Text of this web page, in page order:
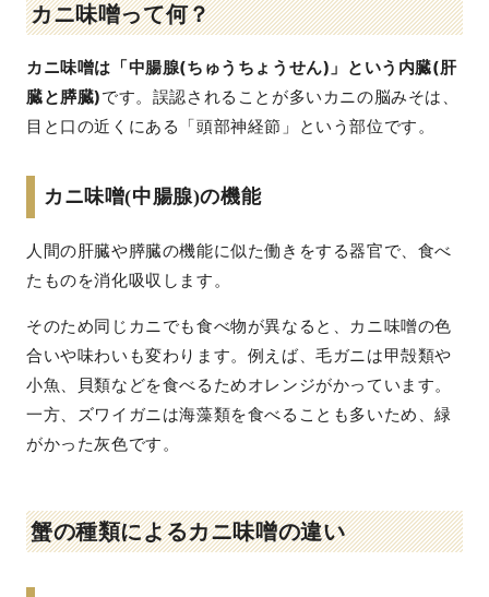
カニ味噌って何？
カニ味噌は「中腸腺(ちゅうちょうせん)」という内臓(肝
臓と膵臓)です。誤認されることが多いカニの脳みそは、
目と口の近くにある「頭部神経節」という部位です。
カニ味噌(中腸腺)の機能
人間の肝臓や膵臓の機能に似た働きをする器官で、食べ
たものを消化吸収します。
そのため同じカニでも食べ物が異なると、カニ味噌の色
合いや味わいも変わります。例えば、毛ガニは甲殻類や
小魚、貝類などを食べるためオレンジがかっています。
一方、ズワイガニは海藻類を食べることも多いため、緑
がかった灰色です。
蟹の種類によるカニ味噌の違い